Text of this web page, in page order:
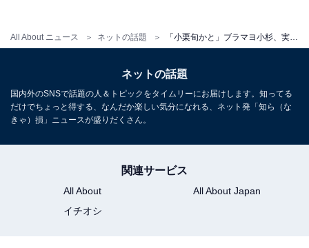
All About ニュース ネットの話題
ネットの話題
国内外のSNSで話題の人＆トピックをタイムリーにお届けします。知ってる
だけでちょっと得する、なんだか楽しい気分になれる、ネット発「知ら（な
きゃ）損」ニュースが盛りだくさん。
関連サービス
All About
All About Japan
イチオシ